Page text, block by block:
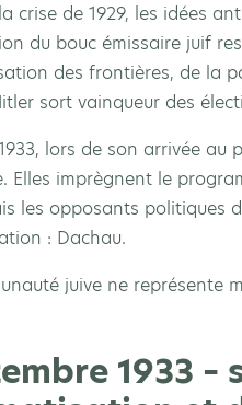
crise de 1929, les idées
du bouc émissaire juif
des frontières, de la
sort vainqueur des
lors de son arrivée
Elles imprègnent le
les opposants politiques
: Dachau.
juive ne représente
1933